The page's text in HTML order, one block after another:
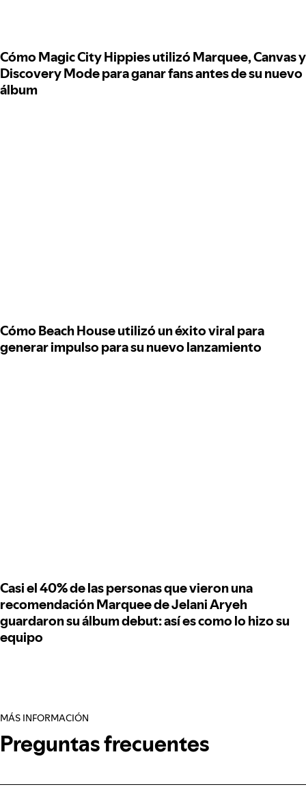
Cómo Magic City Hippies utilizó Marquee, Canvas y
Discovery Mode para ganar fans antes de su nuevo
álbum
Cómo Beach House utilizó un éxito viral para
generar impulso para su nuevo lanzamiento
Casi el 40% de las personas que vieron una
recomendación Marquee de Jelani Aryeh
guardaron su álbum debut: así es como lo hizo su
equipo
MÁS INFORMACIÓN
Preguntas frecuentes